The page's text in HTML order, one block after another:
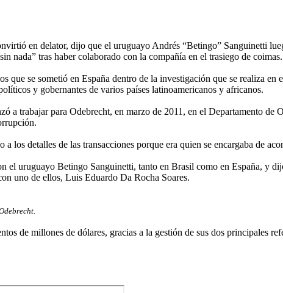
en delator, dijo que el uruguayo Andrés “Betingo” Sanguinetti
nada” tras haber colaborado con la compañía en el trasiego de
que se sometió en España dentro de la investigación que se realiza
y gobernantes de varios países latinoamericanos y africanos.
a trabajar para Odebrecht, en marzo de 2011, en el Departamento de
los detalles de las transacciones porque era quien se encargaba de
el uruguayo Betingo Sanguinetti, tanto en Brasil como en España, y
uno de ellos, Luis Eduardo Da Rocha Soares.
de millones de dólares, gracias a la gestión de sus dos principales